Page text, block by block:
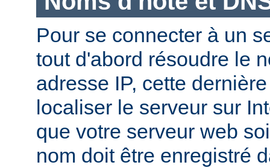
Pour se connecter à un
tout d'abord résoudre le
adresse IP, cette
localiser le serveur sur
que votre serveur web
nom doit être enregistré